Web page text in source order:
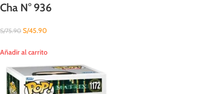
Cha N° 936
S/75.90 S/45.90
Añadir al carrito